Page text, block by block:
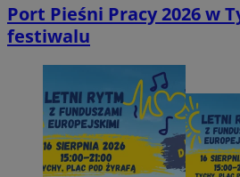
Port Pieśni Pracy 2026 w
festiwalu